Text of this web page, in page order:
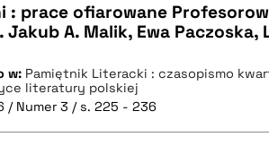
TEKST
: prace ofiarowane
Jakub A. Malik, Ewa Paczoska,
w: Pamiętnik Literacki : czasopismo
literatury polskiej
/ Numer 3 / s. 225 - 236